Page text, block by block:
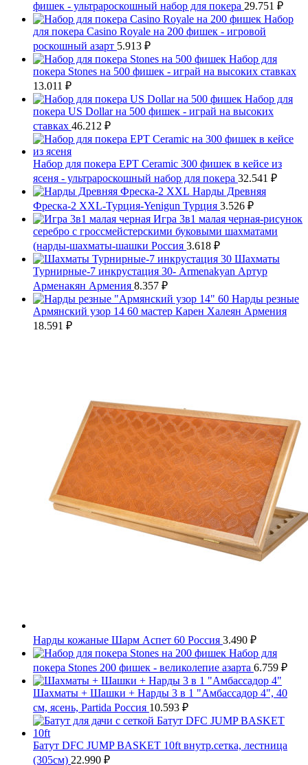
фишек - ультрароскошный набор для покера 29.751 ₽
Набор
для покера Casino Royale на 200 фишек - игровой
роскошный азарт 5.913 ₽
Набор для
покера Stones на 500 фишек - играй на высоких ставках
13.011 ₽
Набор для
покера US Dollar на 500 фишек - играй на высоких
ставках 46.212 ₽
Набор для покера EPT Ceramic 300 фишек в кейсе из
ясеня - ультрароскошный набор для покера 32.541 ₽
Нарды Древняя
Фреска-2 XXL-Турция-Yenigun Турция 3.526 ₽
Игра 3в1 малая черная-рисунок
серебро с гроссмейстерскими буковыми шахматами
(нарды-шахматы-шашки Россия 3.618 ₽
Шахматы
Турнирные-7 инкрустация 30- Armenakyan Артур
Арменакян Армения 8.357 ₽
Нарды резные
Армянский узор 14 60 мастер Карен Халеян Армения
18.591 ₽
Нарды кожаные Шарм Аспет 60 Россия 3.490 ₽
Набор для
покера Stones 200 фишек - великолепие азарта 6.759 ₽
Шахматы + Шашки + Нарды 3 в 1 "Амбассадор 4", 40
см, ясень, Partida Россия 10.593 ₽
Батут DFC JUMP BASKET 10ft внутр.сетка, лестница
(305cм) 22.990 ₽